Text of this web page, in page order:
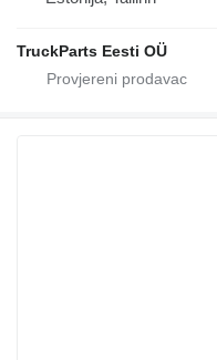
TruckParts Eesti OÜ